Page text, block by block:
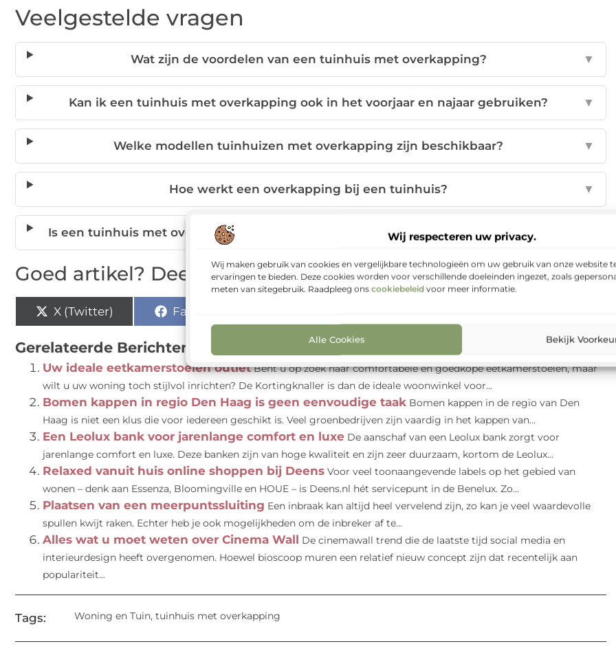
Wij respecteren uw privacy.
Wij maken gebruik van cookies en vergelijkbare technologieën om uw gebruik van onze website
ervaringen te bieden. Deze cookies worden voor verschillende doeleinden ingezet, zoals
meten van sitegebruik. Raadpleeg ons cookiebeleid voor meer informatie.
Alle Cookies Bekijk
Veelgestelde vragen
Wat zijn de voordelen van een tuinhuis met overkapping? ▼
Kan ik een tuinhuis met overkapping ook in het voorjaar en najaar gebruiken? ▼
Welke modellen tuinhuizen met overkapping zijn beschikbaar? ▼
Hoe werkt een overkapping bij een tuinhuis? ▼
Is een tuinhuis met overkapping geschikt voor Nederlandse weersomstandigheden?
Goed artikel? Deel hem dan op:
X (Twitter) Facebook
Gerelateerde Berichten:
Uw ideale eetkamerstoelen outlet Bent u op zoek naar comfortabele en goedkope eetkamerstoelen, maar
wilt u uw woning toch stijlvol inrichten? De Kortingknaller is dan de ideale woonwinkel voor...
Bomen kappen in regio Den Haag is geen eenvoudige taak Bomen kappen in de regio van Den
Haag is niet een klus die voor iedereen geschikt is. Veel groenbedrijven zijn vaardig in het kappen van...
Een Leolux bank voor jarenlange comfort en luxe De aanschaf van een Leolux bank zorgt voor
jarenlange comfort en luxe. Deze banken zijn van hoge kwaliteit en zijn zeer duurzaam, kortom de Leolux...
Relaxed vanuit huis online shoppen bij Deens Voor veel toonaangevende labels op het gebied van
wonen – denk aan Essenza, Bloomingville en HOUE – is Deens.nl hét servicepunt in de Benelux. Zo...
Plaatsen van een meerpuntssluiting Een inbraak kan altijd heel vervelend zijn, zo kan je veel waardevolle
spullen kwijt raken. Echter heb je ook mogelijkheden om de inbreker af te...
Alles wat u moet weten over Cinema Wall De cinemawall trend die de laatste tijd social media en
interieurdesign heeft overgenomen. Hoewel bioscoop muren een relatief nieuw concept zijn dat recentelijk aan
populariteit...
Tags: Woning en Tuin, tuinhuis met overkapping